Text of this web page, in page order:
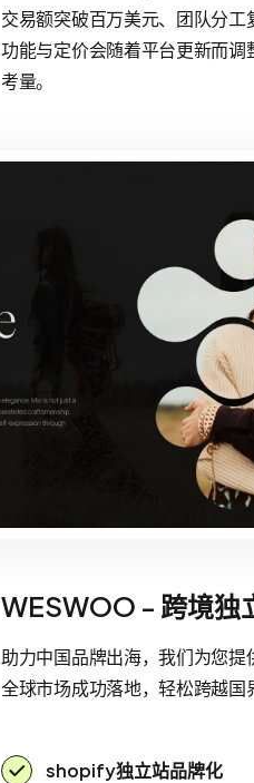
交易额突破百万美元、团队分
功能与定价会随着平台更新而
考量。
WESWOO - 跨境独
助力中国品牌出海，我们为您
全球市场成功落地，轻松跨越国
shopify独立站品牌化